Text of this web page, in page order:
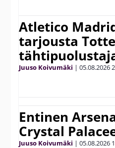
Atletico
tarjousta
Juuso Koivumäki | 05.08.2026
Entinen
Crystal
Juuso Koivumäki | 05.08.2026